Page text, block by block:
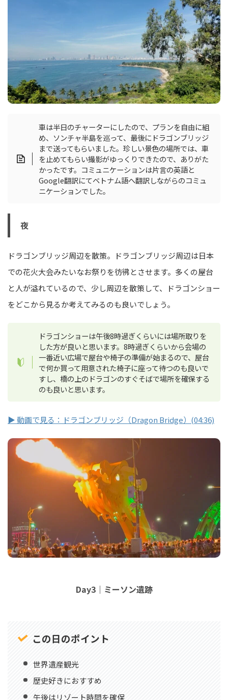
車は半日のチャーターにしたので、プランを自由に組
め、ソンチャ半島を巡って、最後にドラゴンブリッジ
まで送ってもらいました。珍しい景色の場所では、車
を止めてもらい撮影がゆっくりできたので、ありがた
かったです。コミュニケーションは片言の英語と
Google翻訳にてベトナム語へ翻訳しながらのコミュ
ニケーションでした。
夜
ドラゴンブリッジ周辺を散策。ドラゴンブリッジ周辺は日本
での花火大会みたいなお祭りを彷彿とさせます。多くの屋台
と人が溢れているので、少し周辺を散策して、ドラゴンショー
をどこから見るか考えてみるのも良いでしょう。
ドラゴンショーは午後8時過ぎくらいには場所取りを
した方が良いと思います。8時過ぎくらいから会場の
一番近い広場で屋台や椅子の準備が始まるので、屋台
で何か買って用意された椅子に座って待つのも良いで
すし、橋の上のドラゴンのすぐそばで場所を確保する
のも良いと思います。
▶ 動画で見る：ドラゴンブリッジ（Dragon Bridge）(04:36)
Day3｜ミーソン遺跡
この日のポイント
世界遺産観光
歴史好きにおすすめ
午後はリゾート時間を確保